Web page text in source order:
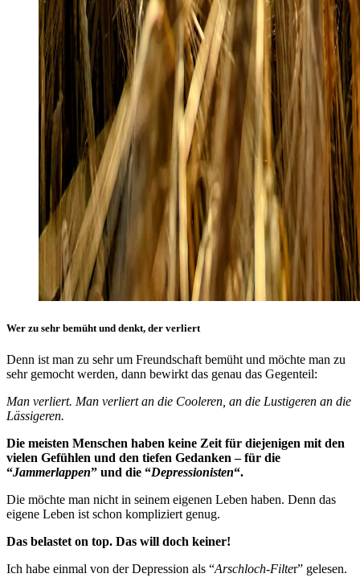
Wer zu sehr bemüht und denkt, der verliert
Denn ist man zu sehr um Freundschaft bemüht und möchte man zu
sehr gemocht werden, dann bewirkt das genau das Gegenteil:
Man verliert. Man verliert an die Cooleren, an die Lustigeren an die
Lässigeren.
Die meisten Menschen haben keine Zeit für diejenigen mit den
vielen Gefühlen und den tiefen Gedanken – für die
“Jammerlappen” und die “Depressionisten“.
Die möchte man nicht in seinem eigenen Leben haben. Denn das
eigene Leben ist schon kompliziert genug.
Das belastet on top. Das will doch keiner!
Ich habe einmal von der Depression als “Arschloch-Filter” gelesen.